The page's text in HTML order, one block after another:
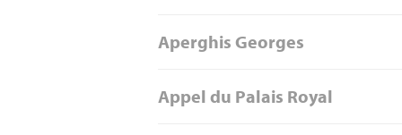
Aperghis Georges
Appel du Palais Royal